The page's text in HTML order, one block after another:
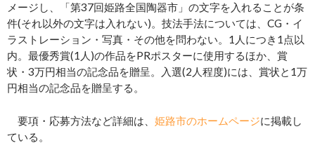
メージし、「第37回姫路全国陶器市」の文字を入れることが条
件(それ以外の文字は入れない)。技法手法については、CG・イ
ラストレーション・写真・その他を問わない。1人につき1点以
内。最優秀賞(1人)の作品をPRポスターに使用するほか、賞
状・3万円相当の記念品を贈呈。入選(2人程度)には、賞状と1万
円相当の記念品を贈呈する。
要項・応募方法など詳細は、 姫路市のホームページに掲載し
ている。